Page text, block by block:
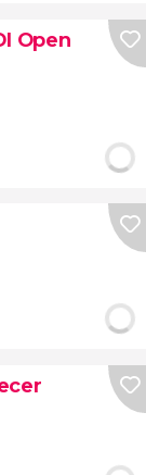
Open